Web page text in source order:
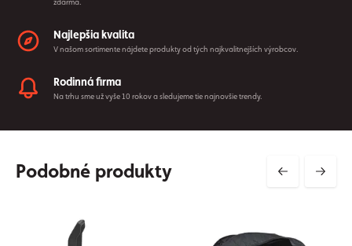
Najlepšia kvalita
V našom sortimente nájdete produkty od tých najkvalitnejších výrobcov.
Rodinná firma
Na trhu sme už vyše 10 rokov a sledujeme tie najnovšie trendy.
Podobné produkty